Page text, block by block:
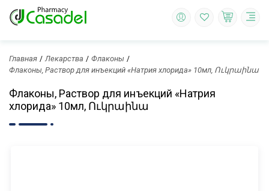
Главная Лекарства
Флаконы
Флаконы, Раствор для инъекций «Натрия хлорида» 10мл, Ուկրաինա
Флаконы, Раствор для инъекций «Натрия
хлорида» 10мл, Ուկրաինա